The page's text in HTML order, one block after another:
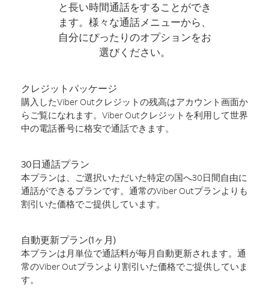
と長い時間通話をすることができ
ます。様々な通話メニューから、
自分にぴったりのオプションをお
選びください。
クレジットパッケージ
購入したViber Outクレジットの残高はアカウント画面か
らご覧になれます。Viber Outクレジットを利用して世界
中の電話番号に格安で通話できます。
30日通話プラン
本プランは、ご選択いただいた特定の国へ30日間自由に
通話ができるプランです。通常のViber Outプランよりも
割引いた価格でご提供しています。
自動更新プラン(1ヶ月)
本プランは月単位で通話料が毎月自動更新されます。通
常のViber Outプランより割引いた価格でご提供していま
す。